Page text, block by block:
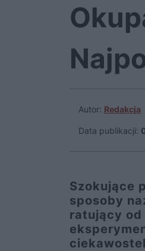
Autor: Redakcja
Data publikacji:
Szokujące
sposoby
ratujący od